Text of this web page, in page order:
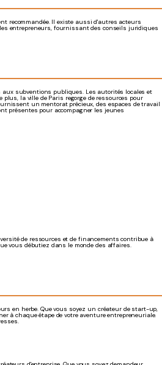
recommandée.Il existe aussi d'autres acteurs
entrepreneurs, fournissant des conseils juridiques
subventions publiques. Les autorités locales et
la ville de Paris regorge de ressources pour
un mentorat précieux, des espaces de travail
présentes pour accompagner les jeunes
de ressources et de financements contribue à
vous débutiez dans le monde des affaires.
en herbe. Que vous soyez un créateur de start-up,
à chaque étape de votre aventure entrepreneuriale.